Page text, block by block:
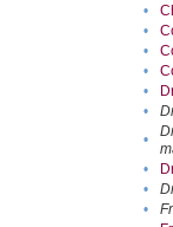
•
•
•
•
•
•
•
•
•
•